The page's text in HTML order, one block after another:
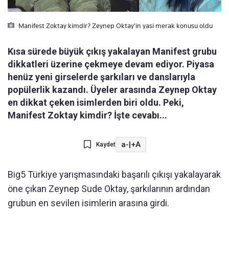
Manifest Zoktay kimdir? Zeynep Oktay'in yasi merak konusu oldu
Kısa sürede büyük çıkış yakalayan Manifest grubu
dikkatleri üzerine çekmeye devam ediyor. Piyasa
henüz yeni girselerde şarkıları ve danslarıyla
popülerlik kazandı. Üyeler arasında Zeynep Oktay
en dikkat çeken isimlerden biri oldu. Peki,
Manifest Zoktay kimdir? İşte cevabı...
Kaydet a-|+A
Big5 Türkiye yarışmasındaki başarılı çıkışı yakalayarak
öne çıkan Zeynep Sude Oktay, şarkılarının ardından
grubun en sevilen isimlerin arasına girdi.